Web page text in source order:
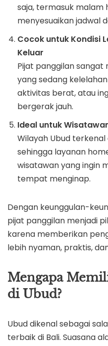
saja, termasuk malam
menyesuaikan jadwal
Cocok untuk Kondisi
Keluar
Pijat panggilan
yang sedang
aktivitas berat, atau
bergerak jauh.
Ideal untuk
Wilayah Ubud
sehingga layanan
wisatawan yang ingin
tempat menginap.
Dengan keunggulan-
pijat panggilan menjadi
karena memberikan
lebih nyaman, praktis,
Mengapa
di Ubud?
Ubud dikenal sebagai
terbaik di Bali. Suasana